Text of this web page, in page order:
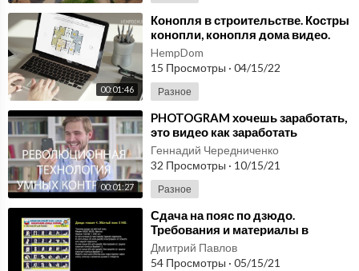
00:01:46
⁣Конопля в строительстве. Костры
конопли, конопля дома видео.
Строительство дома из конопли.
HempDom
15 Просмотры · 04/15/22
Разное
00:01:27
⁣PHOTOGRAM хочешь заработать,
это видео как заработать
заработай деньги на мобильных
фотографиях.
Геннадий Чередниченко
32 Просмотры · 10/15/21
Разное
⁣Сдача на пояс по дзюдо.
Требования и материалы в
плакатах и на видео. kfvideo.ru
Дмитрий Павлов
54 Просмотры · 05/15/21